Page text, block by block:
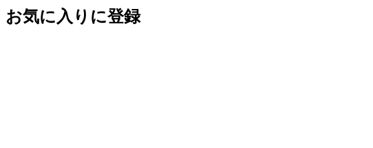
お気に入りに登録